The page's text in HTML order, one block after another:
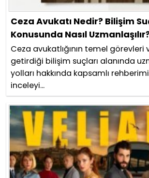
Ceza Avukatı Nedir? Bilişim
Konusunda Nasıl
Ceza avukatlığının temel görevleri
getirdiği bilişim suçları alanında
yolları hakkında kapsamlı
inceleyi...